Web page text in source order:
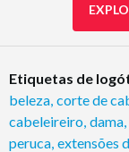
Etiquetas de
beleza corte de
cabeleireiro dama
peruca extensões